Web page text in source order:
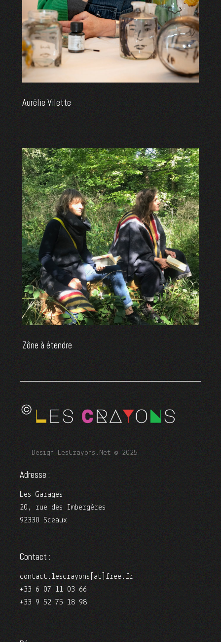
Aurélie Vilette
Zône à étendre
Design LesCrayons.Net © 2025
Adresse :
Les Garages
20, rue des Imbergères
92330 Sceaux
Contact :
contact.lescrayons[at]free.fr
+33 6 07 11 03 66
+33 9 52 75 18 98